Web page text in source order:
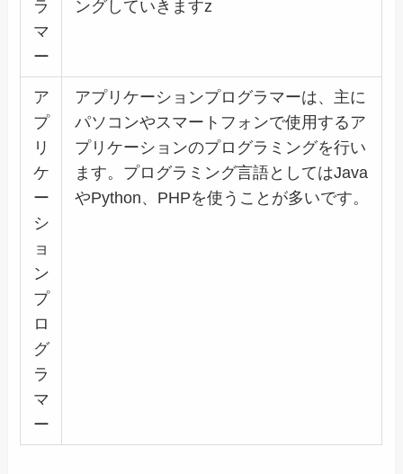
ラ
マ
ー
ングしていきますz
ア
プ
リ
ケ
ー
シ
ョ
ン
プ
ロ
グ
ラ
マ
ー
アプリケーションプログラマーは、主に
パソコンやスマートフォンで使用するア
プリケーションのプログラミングを行い
ます。プログラミング言語としてはJava
やPython、PHPを使うことが多いです。